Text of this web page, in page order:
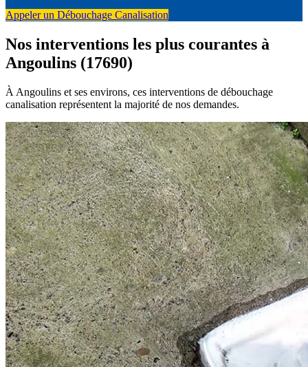
Appeler un Débouchage Canalisation
Nos interventions les plus courantes à
Angoulins (17690)
À Angoulins et ses environs, ces interventions de débouchage
canalisation représentent la majorité de nos demandes.